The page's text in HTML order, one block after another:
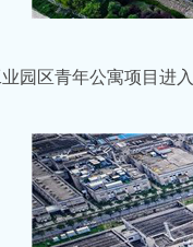
区青年公寓项目进